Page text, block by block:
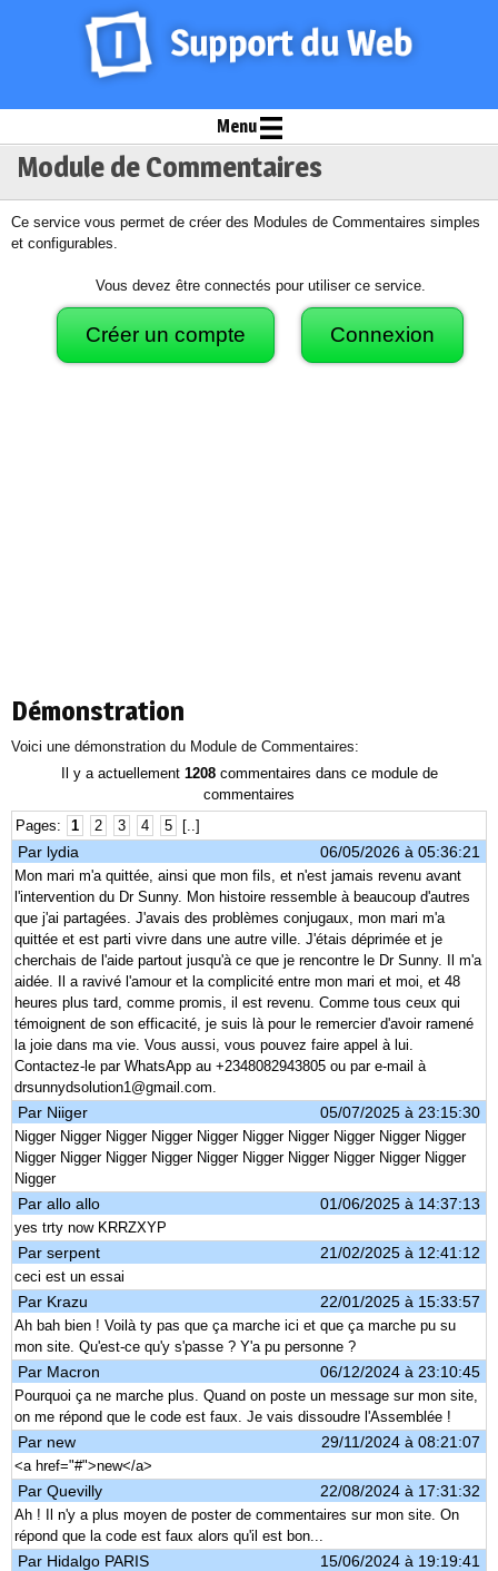
Menu
Module de Commentaires
Ce service vous permet de créer des Modules de Commentaires simples
et configurables.
Vous devez être connectés pour utiliser ce service.
Créer un compte Connexion
Démonstration
Voici une démonstration du Module de Commentaires:
Il y a actuellement 1208commentaires dans ce module de
commentaires
Pages:
1 2 3 4 5 [..]
Par lydia 06/05/2026 à 05:36:21
Mon mari m'a quittée, ainsi que mon fils, et n'est jamais revenu avant
l'intervention du Dr Sunny. Mon histoire ressemble à beaucoup d'autres
que j'ai partagées. J'avais des problèmes conjugaux, mon mari m'a
quittée et est parti vivre dans une autre ville. J'étais déprimée et je
cherchais de l'aide partout jusqu'à ce que je rencontre le Dr Sunny. Il m'a
aidée. Il a ravivé l'amour et la complicité entre mon mari et moi, et 48
heures plus tard, comme promis, il est revenu. Comme tous ceux qui
témoignent de son efficacité, je suis là pour le remercier d'avoir ramené
la joie dans ma vie. Vous aussi, vous pouvez faire appel à lui.
Contactez-le par WhatsApp au +2348082943805 ou par e-mail à
drsunnydsolution1@gmail.com.
Par Niiger 05/07/2025 à 23:15:30
Nigger Nigger Nigger Nigger Nigger Nigger Nigger Nigger Nigger Nigger
Nigger Nigger Nigger Nigger Nigger Nigger Nigger Nigger Nigger Nigger
Nigger
Par allo allo 01/06/2025 à 14:37:13
yes trty now KRRZXYP
Par serpent 21/02/2025 à 12:41:12
ceci est un essai
Par Krazu 22/01/2025 à 15:33:57
Ah bah bien ! Voilà ty pas que ça marche ici et que ça marche pu su
mon site. Qu'est-ce qu'y s'passe ? Y'a pu personne ?
Par Macron 06/12/2024 à 23:10:45
Pourquoi ça ne marche plus. Quand on poste un message sur mon site,
on me répond que le code est faux. Je vais dissoudre l'Assemblée !
Par new 29/11/2024 à 08:21:07
<a href="#">new</a>
Par Quevilly 22/08/2024 à 17:31:32
Ah ! Il n'y a plus moyen de poster de commentaires sur mon site. On
répond que la code est faux alors qu'il est bon...
Par Hidalgo PARIS 15/06/2024 à 19:19:41